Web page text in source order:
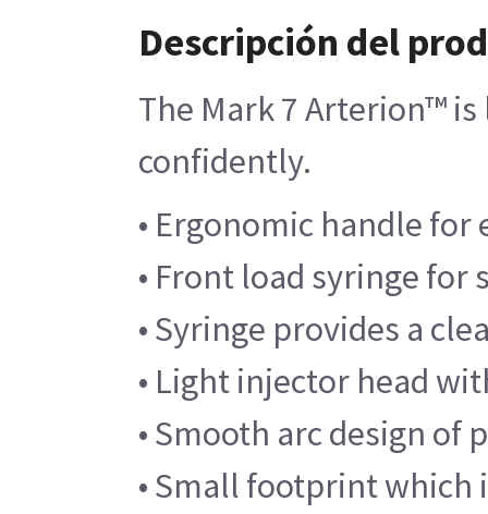
Descripción del
The Mark 7 Arterion™
confidently.
• Ergonomic handle
• Front load syringe
• Syringe provides a
• Light injector head
• Smooth arc design of
• Small footprint which